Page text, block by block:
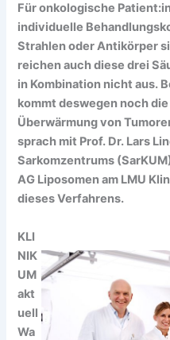
Für onkologische
individuelle
Strahlen oder Antikörper
reichen auch diese drei
in Kombination nicht aus.
kommt deswegen noch
Überwärmung von
sprach mit Prof. Dr. Lars
Sarkomzentrums
AG Liposomen am LMU
dieses Verfahrens.
KLI
NIK
UM
akt
uell
Wa